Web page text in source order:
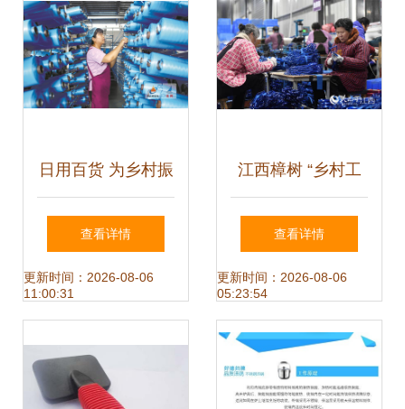
交易会完美收官
日用百货 为乡村振
兴注入新动能的“小
商品”与“大市场”
查看详情
更新时间：2026-08-06
11:00:31
江西樟树 “乡村工
厂”织就家门口的就
业致富路
查看详情
更新时间：2026-08-06
05:23:54